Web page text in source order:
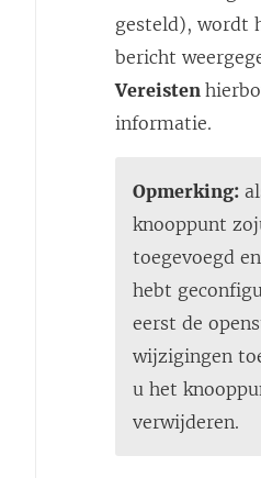
gesteld), wordt
bericht
Vereisten
informatie.
Opmerking:
knooppunt
toegevoegd
hebt
eerst de
wijzigingen
u het
verwijderen.